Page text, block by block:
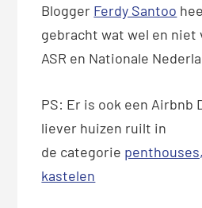
Blogger Ferdy Santoo
gebracht wat wel en niet
ASR en Nationale
PS: Er is ook een Airbnb
liever huizen ruilt in
de categorie
kastelen